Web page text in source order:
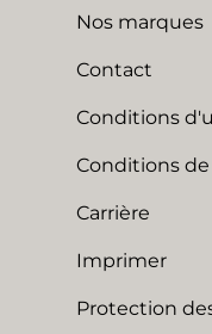
Nos marques
Contact
Conditions
Conditions
Carrière
Imprimer
Protection